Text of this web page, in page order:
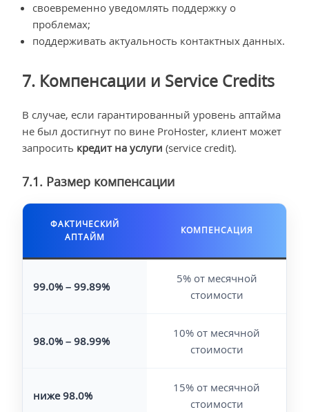
своевременно уведомлять поддержку о
проблемах;
поддерживать актуальность контактных данных.
7. Компенсации и Service Credits
В случае, если гарантированный уровень аптайма
не был достигнут по вине ProHoster, клиент может
запросить кредит на услуги (service credit).
7.1. Размер компенсации
ФАКТИЧЕСКИЙ
АПТАЙМ
КОМПЕНСАЦИЯ
99.0% – 99.89%
5% от месячной
стоимости
98.0% – 98.99%
10% от месячной
стоимости
ниже 98.0%
15% от месячной
стоимости